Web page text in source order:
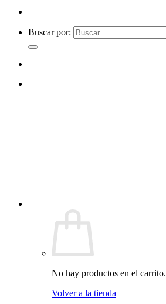
Buscar por:
No hay productos en el carrito.
Volver a la tienda